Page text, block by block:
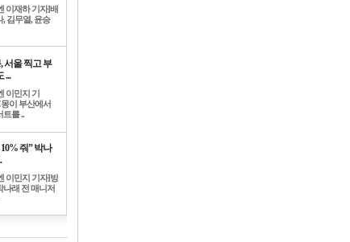
이재하 기자]배
, 김무열, 윤승
서울 찍고 부
...
이민지 기
이 부산에서
트를 ..
줘” 박나
이민지 기자]방
나래 전 매니저